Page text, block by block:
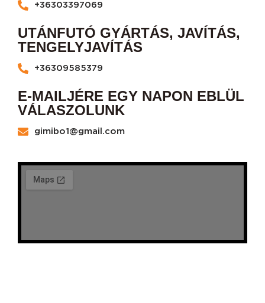
+36303397069
UTÁNFUTÓ GYÁRTÁS, JAVÍTÁS,
TENGELYJAVÍTÁS
+36309585379
E-MAILJÉRE EGY NAPON EBLÜL
VÁLASZOLUNK
gimibo1@gmail.com